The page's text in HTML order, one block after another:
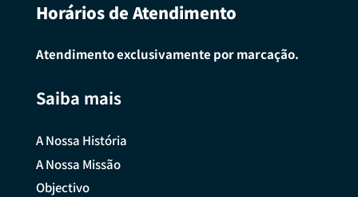
Horários de Atendimento
Atendimento exclusivamente por marcação.
Saiba mais
A Nossa História
A Nossa Missão
Objectivo